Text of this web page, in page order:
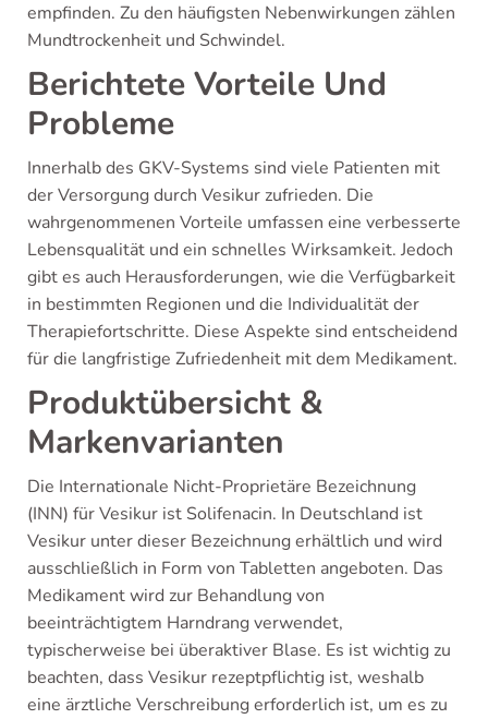
empfinden. Zu den häufigsten Nebenwirkungen zählen
Mundtrockenheit und Schwindel.
Berichtete Vorteile Und
Probleme
Innerhalb des GKV-Systems sind viele Patienten mit
der Versorgung durch Vesikur zufrieden. Die
wahrgenommenen Vorteile umfassen eine verbesserte
Lebensqualität und ein schnelles Wirksamkeit. Jedoch
gibt es auch Herausforderungen, wie die Verfügbarkeit
in bestimmten Regionen und die Individualität der
Therapiefortschritte. Diese Aspekte sind entscheidend
für die langfristige Zufriedenheit mit dem Medikament.
Produktübersicht &
Markenvarianten
Die Internationale Nicht-Proprietäre Bezeichnung
(INN) für Vesikur ist Solifenacin. In Deutschland ist
Vesikur unter dieser Bezeichnung erhältlich und wird
ausschließlich in Form von Tabletten angeboten. Das
Medikament wird zur Behandlung von
beeinträchtigtem Harndrang verwendet,
typischerweise bei überaktiver Blase. Es ist wichtig zu
beachten, dass Vesikur rezeptpflichtig ist, weshalb
eine ärztliche Verschreibung erforderlich ist, um es zu